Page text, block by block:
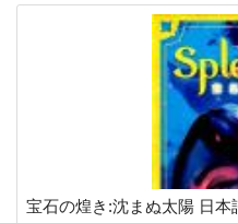
宝石の煌き:沈まぬ太陽 日本